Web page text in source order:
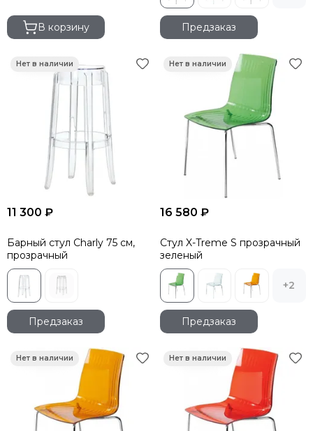
В корзину Предзаказ
11 300 ₽
Барный стул Charly 75 см,
прозрачный
Предзаказ
16 580 ₽
Стул X-Treme S прозрачный
зеленый
+2
Предзаказ